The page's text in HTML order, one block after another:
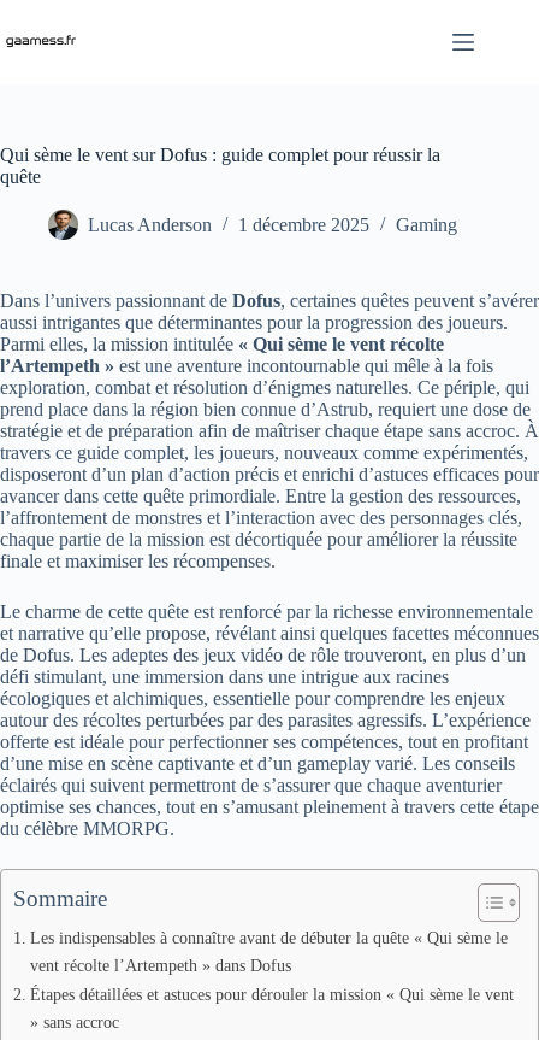
contenu
Qui sème le vent sur Dofus : guide complet pour réussir la
quête
Lucas Anderson 1 décembre 2025 Gaming
Dans l’univers passionnant de Dofus, certaines quêtes peuvent s’avérer
aussi intrigantes que déterminantes pour la progression des joueurs.
Parmi elles, la mission intitulée « Qui sème le vent récolte
l’Artempeth » est une aventure incontournable qui mêle à la fois
exploration, combat et résolution d’énigmes naturelles. Ce périple, qui
prend place dans la région bien connue d’Astrub, requiert une dose de
stratégie et de préparation afin de maîtriser chaque étape sans accroc. À
travers ce guide complet, les joueurs, nouveaux comme expérimentés,
disposeront d’un plan d’action précis et enrichi d’astuces efficaces pour
avancer dans cette quête primordiale. Entre la gestion des ressources,
l’affrontement de monstres et l’interaction avec des personnages clés,
chaque partie de la mission est décortiquée pour améliorer la réussite
finale et maximiser les récompenses.
Le charme de cette quête est renforcé par la richesse environnementale
et narrative qu’elle propose, révélant ainsi quelques facettes méconnues
de Dofus. Les adeptes des jeux vidéo de rôle trouveront, en plus d’un
défi stimulant, une immersion dans une intrigue aux racines
écologiques et alchimiques, essentielle pour comprendre les enjeux
autour des récoltes perturbées par des parasites agressifs. L’expérience
offerte est idéale pour perfectionner ses compétences, tout en profitant
d’une mise en scène captivante et d’un gameplay varié. Les conseils
éclairés qui suivent permettront de s’assurer que chaque aventurier
optimise ses chances, tout en s’amusant pleinement à travers cette étape
du célèbre MMORPG.
Sommaire
Les indispensables à connaître avant de débuter la quête « Qui sème le
vent récolte l’Artempeth » dans Dofus
Étapes détaillées et astuces pour dérouler la mission « Qui sème le vent
» sans accroc